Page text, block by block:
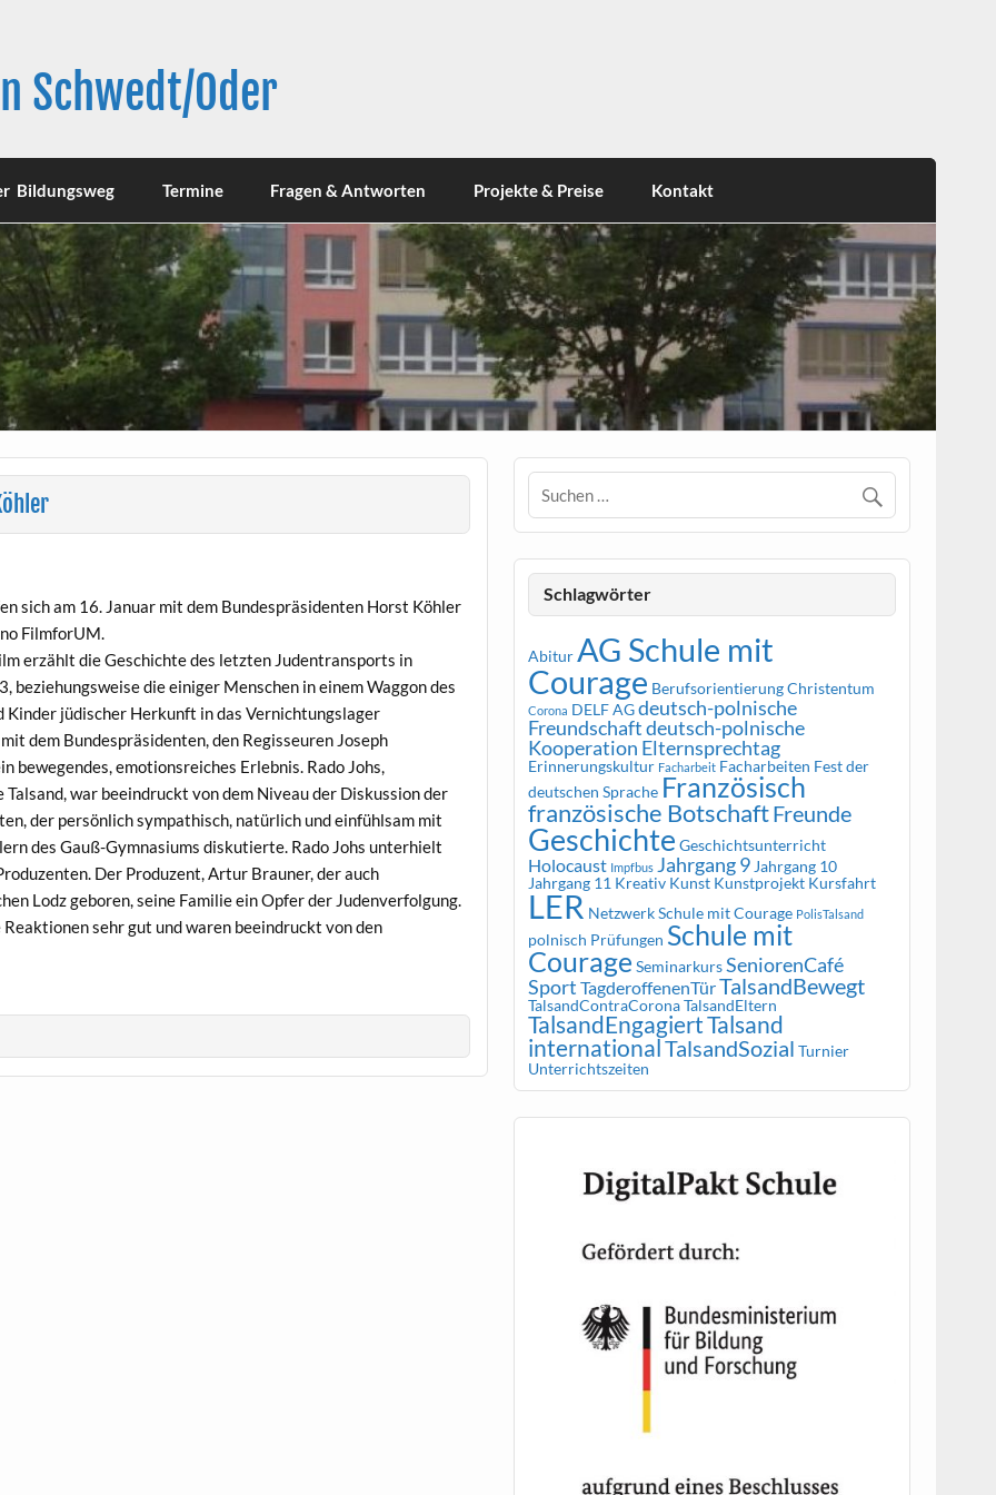
Schwedt/Oder
Bildungsweg Termine Fragen & Antworten Projekte & Preise Kontakt
sich am 16. Januar mit dem Bundespräsidenten Horst Köhler
FilmforUM.
erzählt die Geschichte des letzten Judentransports in
die einiger Menschen in einem Waggon des
Kinder jüdischer Herkunft in das Vernichtungslager
dem Bundespräsidenten, den Regisseuren Joseph
bewegendes, emotionsreiches Erlebnis. Rado Johs,
war beeindruckt von dem Niveau der Diskussion der
der persönlich sympathisch, natürlich und einfühlsam mit
des Gauß-Gymnasiums diskutierte. Rado Johs unterhielt
Der Produzent, Artur Brauner, der auch
Lodz geboren, seine Familie ein Opfer der Judenverfolgung.
sehr gut und waren beeindruckt von den
Schlagwörter
AbiturAG Schule mit
Courage BerufsorientierungChristentum
Corona DELF AGdeutsch-polnische
Freundschaftdeutsch-polnische
Kooperation Elternsprechtag
Erinnerungskultur Facharbeit Facharbeiten Fest der
deutschen Sprache Französisch
französische BotschaftFreunde
Geschichte Geschichtsunterricht
Holocaust Impfbus Jahrgang 9 Jahrgang 10
Jahrgang 11 Kreativ Kunst Kunstprojekt Kursfahrt
LER Netzwerk Schule mit Courage PolisTalsand
polnisch Prüfungen Schule mit
Courage SeminarkursSeniorenCafé
Sport TagderoffenenTürTalsandBewegt
TalsandContraCoronaTalsandEltern
TalsandEngagiertTalsand
internationalTalsandSozial Turnier
Unterrichtszeiten